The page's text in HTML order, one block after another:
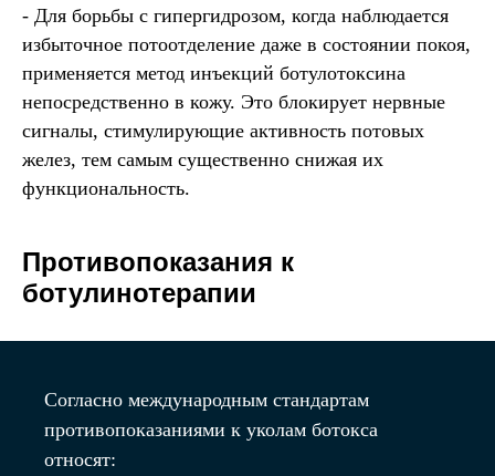
- Для борьбы с гипергидрозом, когда наблюдается
избыточное потоотделение даже в состоянии покоя,
применяется метод инъекций ботулотоксина
непосредственно в кожу. Это блокирует нервные
сигналы, стимулирующие активность потовых
желез, тем самым существенно снижая их
функциональность.
Противопоказания к
ботулинотерапии
Согласно международным стандартам
противопоказаниями к уколам ботокса
относят: